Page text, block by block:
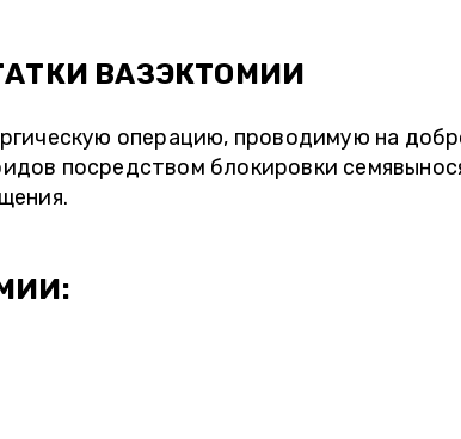
ВАЗЭКТОМИИ
операцию, проводимую на
посредством блокировки